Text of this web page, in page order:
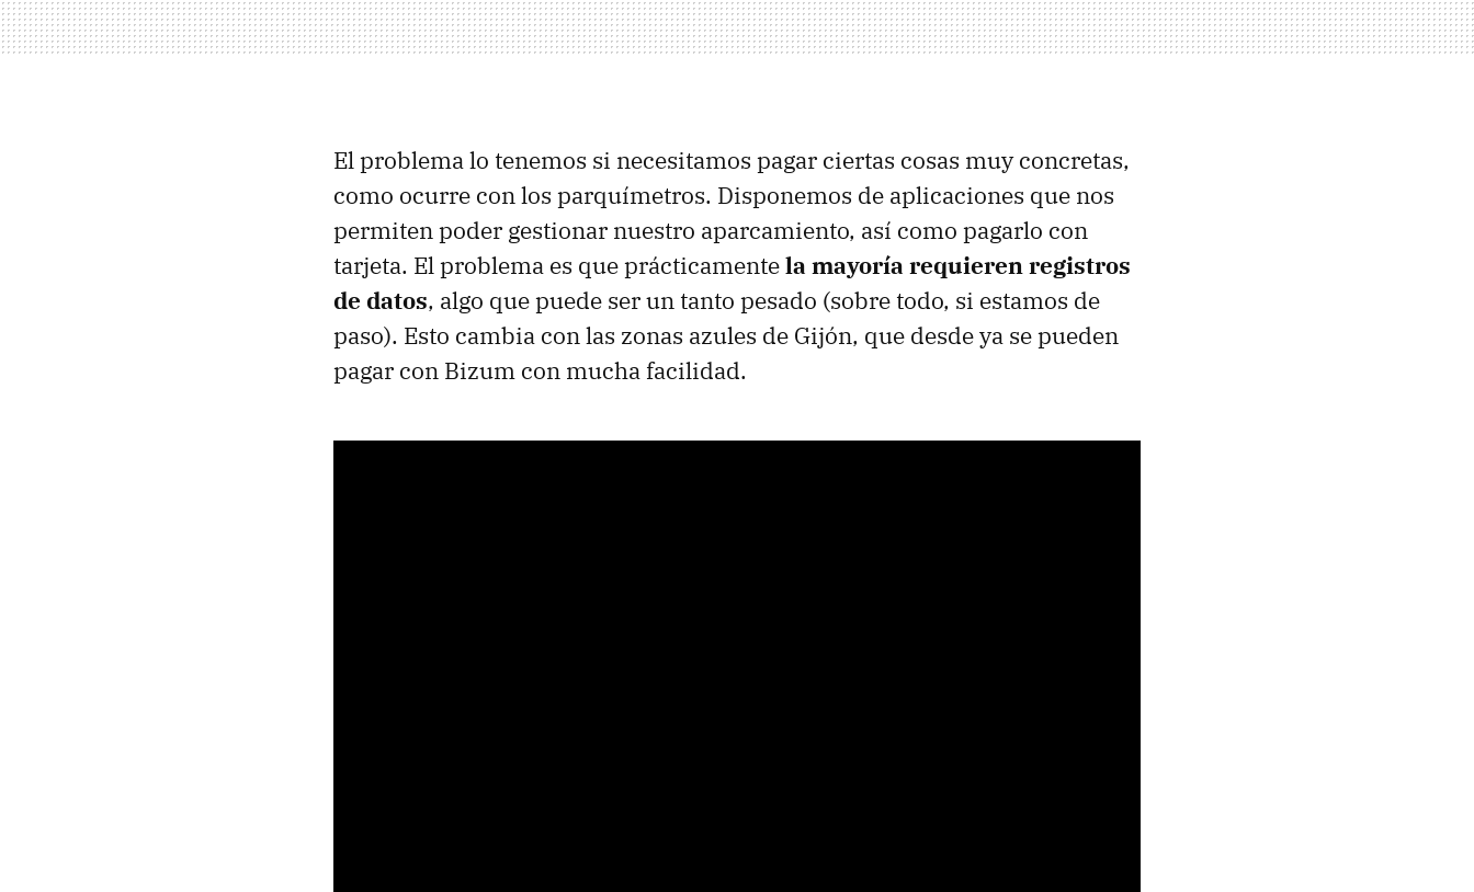
El problema lo tenemos si necesitamos pagar ciertas cosas muy concretas,
como ocurre con los parquímetros. Disponemos de aplicaciones que nos
permiten poder gestionar nuestro aparcamiento, así como pagarlo con
tarjeta. El problema es que prácticamentela mayoría requieren registros
de datos, algo que puede ser un tanto pesado (sobre todo, si estamos de
paso). Esto cambia con las zonas azules de Gijón, que desde ya se pueden
pagar con Bizum con mucha facilidad.